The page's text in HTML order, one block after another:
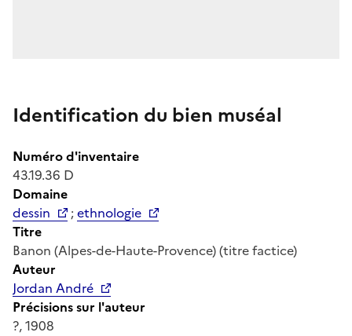
Identification du bien muséal
Numéro d'inventaire
43.19.36 D
Domaine
dessin
;ethnologie
Titre
Banon (Alpes-de-Haute-Provence) (titre factice)
Auteur
Jordan André
Précisions sur l'auteur
?, 1908